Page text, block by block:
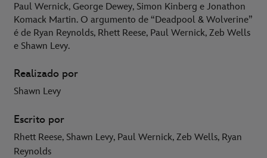
Paul Wernick, George Dewey, Simon Kinberg e Jonathon
Komack Martin. O argumento de “Deadpool & Wolverine”
é de Ryan Reynolds, Rhett Reese, Paul Wernick, Zeb Wells
e Shawn Levy.
Realizado por
Shawn Levy
Escrito por
Rhett Reese, Shawn Levy, Paul Wernick, Zeb Wells, Ryan
Reynolds